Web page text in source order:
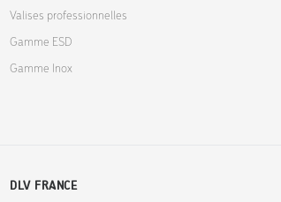
Valises professionnelles
Gamme ESD
Gamme Inox
DLV FRANCE